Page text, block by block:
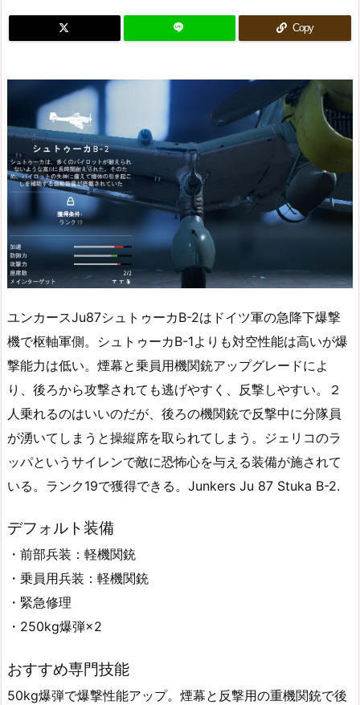
Copy
ユンカースJu87シュトゥーカB-2はドイツ軍の急降下爆撃
機で枢軸軍側。シュトゥーカB-1よりも対空性能は高いが爆
撃能力は低い。煙幕と乗員用機関銃アップグレードによ
り、後ろから攻撃されても逃げやすく、反撃しやすい。２
人乗れるのはいいのだが、後ろの機関銃で反撃中に分隊員
が湧いてしまうと操縦席を取られてしまう。ジェリコのラ
ッパというサイレンで敵に恐怖心を与える装備が施されて
いる。ランク19で獲得できる。Junkers Ju 87 Stuka B-2.
デフォルト装備
・前部兵装：軽機関銃
・乗員用兵装：軽機関銃
・緊急修理
・250kg爆弾×2
おすすめ専門技能
50kg爆弾で爆撃性能アップ。煙幕と反撃用の重機関銃で後